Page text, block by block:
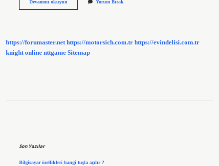
Devamını okuyunRadyoterapi Yorum Bırak
https://forumaster.net https://motorsich.com.tr https://evindelisi.com.tr
knight online nttgame Sitemap
Son Yazılar
Bilgisayar özellikleri hangi tuşla açılır ?